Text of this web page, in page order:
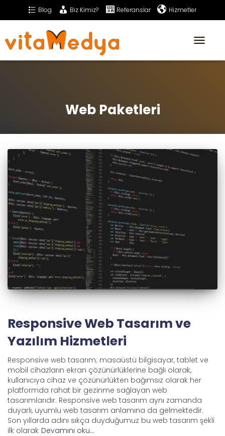
Blog Biz Kimiz? Referanslar Hizmetler
Sıkça Sorulan Sorular
Web Paketleri
Responsive Web Tasarım ve
Yazılım Hizmetleri
Responsive web tasarım; masaüstü bilgisayar, tablet ve
mobil cihazların ekran çözünürlüklerine bağlı olarak,
kullanıcıya cihaz ve çözünürlükten bağımsız olarak her
platformda rahat bir gezinme sağlayan web
tasarımlarıdır. Responsive web tasarım aynı zamanda
duyarlı, uyumlu web tasarım anlamına da gelmektedir.
Son yıllarda adını sıkça duyduğumuz bu web tasarım şekli
ilk olarak Devamını oku…